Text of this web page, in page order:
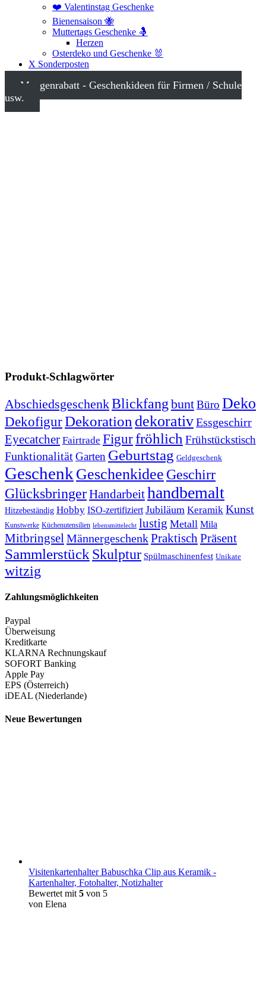
❤️ Valentinstag Geschenke
Bienensaison 🐝
Muttertags Geschenke 🤱
Herzen
Osterdeko und Geschenke 🐰
X Sonderposten
Mengenrabatt - Geschenkideen für Firmen / Schule
usw.
Produkt-Schlagwörter
AbschiedsgeschenkBlickfang buntBüro Deko
DekofigurDekoration dekorativEssgeschirr
Eyecatcher Fairtrade Figurfröhlich Frühstückstisch
FunktionalitätGarten Geburtstag Geldgeschenk
Geschenk Geschenkidee Geschirr
GlücksbringerHandarbeithandbemalt
Hitzebeständig Hobby ISO-zertifiziert Jubiläum Keramik Kunst
Kunstwerke Küchenutensilien lebensmittelecht lustig Metall Mila
MitbringselMännergeschenkPraktischPräsent
Sammlerstück Skulptur Spülmaschinenfest Unikate
witzig
Zahlungsmöglichkeiten
Paypal
Überweisung
Kreditkarte
KLARNA Rechnungskauf
SOFORT Banking
Apple Pay
EPS (Österreich)
iDEAL (Niederlande)
Neue Bewertungen
Visitenkartenhalter Babuschka Clip aus Keramik -
Kartenhalter, Fotohalter, Notizhalter
Bewertet mit 5 von 5
von Elena